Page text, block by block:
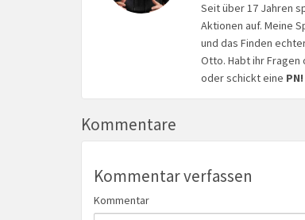
Seit über 17 Jahren
Aktionen auf. Meine
und das Finden
Otto. Habt ihr Fragen
oder schickt eine PN!
Kommentare
Kommentar verfassen
Kommentar